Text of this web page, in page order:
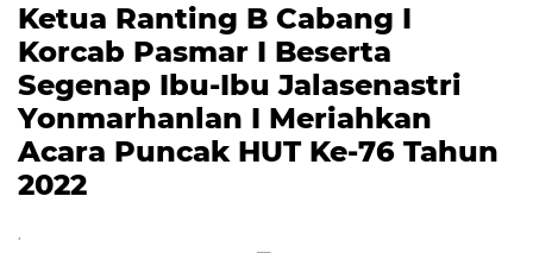
Ketua Ranting B Cabang I
Korcab Pasmar I Beserta
Segenap Ibu-Ibu Jalasenastri
Yonmarhanlan I Meriahkan
Acara Puncak HUT Ke-76 Tahun
2022